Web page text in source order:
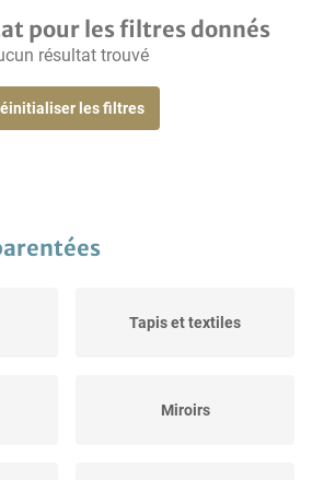
pour les filtres donnés
résultat trouvé
les filtres
Tapis et textiles
Miroirs